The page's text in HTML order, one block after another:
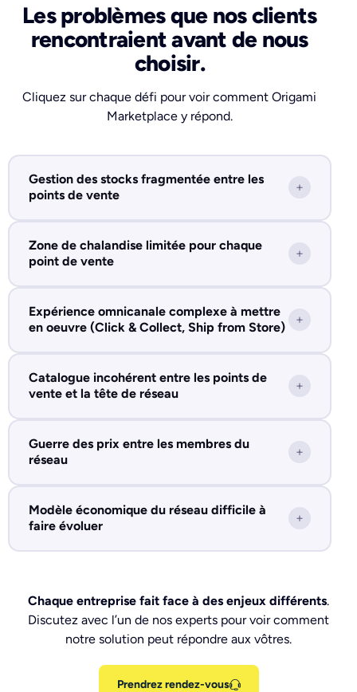
Les problèmes que nos clients
rencontraient avant de nous
choisir.
Cliquez sur chaque défi pour voir comment Origami
Marketplace y répond.
Gestion des stocks fragmentée entre les
points de vente
+
Zone de chalandise limitée pour chaque
point de vente
+
Expérience omnicanale complexe à mettre
en oeuvre (Click & Collect, Ship from Store)
+
Catalogue incohérent entre les points de
vente et la tête de réseau
+
Guerre des prix entre les membres du
réseau
+
Modèle économique du réseau difficile à
faire évoluer
+
Chaque entreprise fait face à des enjeux différents.
Discutez avec l’un de nos experts pour voir comment
notre solution peut répondre aux vôtres.
Prendrez rendez-vous